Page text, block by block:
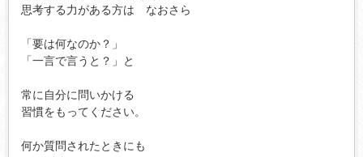
思考する力がある方は　なおさら
「要は何なのか？」
「一言で言うと？」と
常に自分に問いかける
習慣をもってください。
何か質問されたときにも